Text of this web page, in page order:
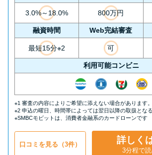
3.0%～18.0% 800万円
融資時間 Web完結審査
最短15分※2 可
利用可能コンビニ
※1 審査の内容によりご希望に添えない場合があります。
※2 申込の曜日、時間帯によっては翌日以降の取扱とな
※SMBCモビットは、消費者金融系のカードローンです
口コミを見る（3件） 詳しく
3分程で読